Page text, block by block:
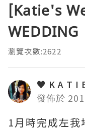
[Katie's
WEDDING
瀏覽次數:2622
♥ K A T I
發佈於
1月時完成左